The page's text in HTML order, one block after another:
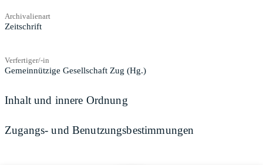
Archivalienart
Zeitschrift
Verfertiger/-in
Gemeinnützige Gesellschaft Zug (Hg.)
Inhalt und innere Ordnung
Zugangs- und Benutzungsbestimmungen